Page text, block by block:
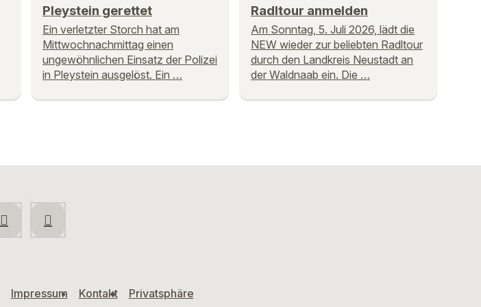
Pleystein gerettet
Ein verletzter Storch hat am
Mittwochnachmittag einen
ungewöhnlichen Einsatz der Polizei
in Pleystein ausgelöst. Ein …
Radltour anmelden
Am Sonntag, 5. Juli 2026, lädt die
NEW wieder zur beliebten Radltour
durch den Landkreis Neustadt an
der Waldnaab ein. Die …
Impressum Kontakt Privatsphäre